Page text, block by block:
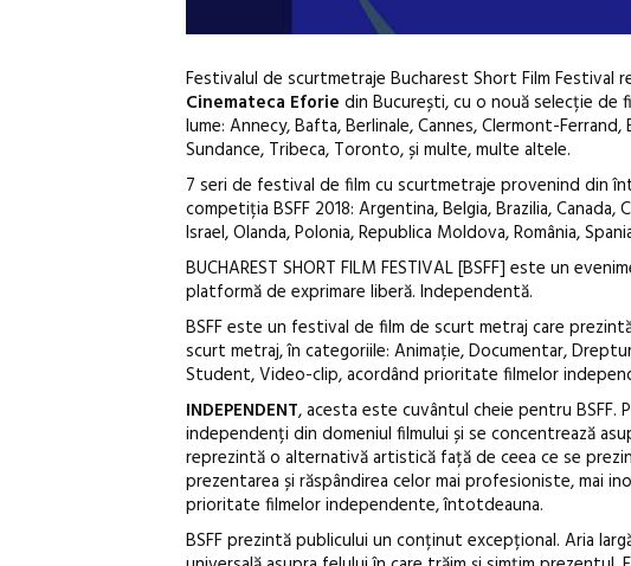
Festivalul de scurtmetraje Bucharest Short Film Festival
Cinemateca Eforie din București, cu o nouă selecție de
lume: Annecy, Bafta, Berlinale, Cannes, Clermont-
Sundance, Tribeca, Toronto, și multe, multe altele.
7 seri de festival de film cu scurtmetraje provenind din
competiția BSFF 2018: Argentina, Belgia, Brazilia, Canada,
Israel, Olanda, Polonia, Republica Moldova, România,
BUCHAREST SHORT FILM FESTIVAL [BSFF] este un
platformă de exprimare liberă. Independentă.
BSFF este un festival de film de scurt metraj care
scurt metraj, în categoriile: Animație, Documentar,
Student, Video-clip, acordând prioritate filmelor
INDEPENDENT, acesta este cuvântul cheie pentru
independenți din domeniul filmului și se concentrează
reprezintă o alternativă artistică față de ceea ce se
prezentarea și răspândirea celor mai profesioniste, mai
prioritate filmelor independente, întotdeauna.
BSFF prezintă publicului un conținut excepțional. Aria